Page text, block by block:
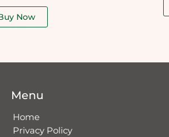
Now
Menu
Home
Privacy Policy